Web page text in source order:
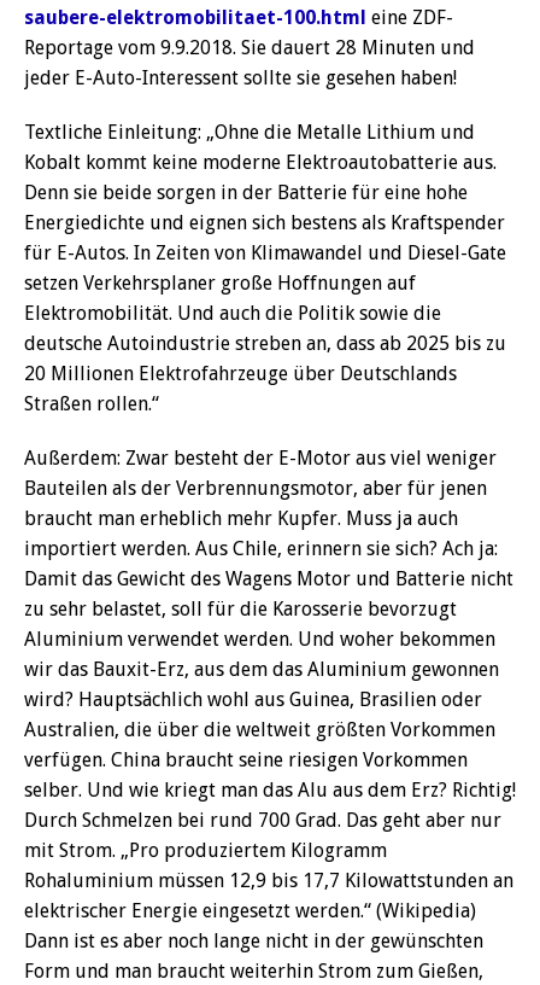
saubere-elektromobilitaet-100.html eine ZDF-
Reportage vom 9.9.2018. Sie dauert 28 Minuten und
jeder E-Auto-Interessent sollte sie gesehen haben!
Textliche Einleitung: „Ohne die Metalle Lithium und
Kobalt kommt keine moderne Elektroautobatterie aus.
Denn sie beide sorgen in der Batterie für eine hohe
Energiedichte und eignen sich bestens als Kraftspender
für E-Autos. In Zeiten von Klimawandel und Diesel-Gate
setzen Verkehrsplaner große Hoffnungen auf
Elektromobilität. Und auch die Politik sowie die
deutsche Autoindustrie streben an, dass ab 2025 bis zu
20 Millionen Elektrofahrzeuge über Deutschlands
Straßen rollen.“
Außerdem: Zwar besteht der E-Motor aus viel weniger
Bauteilen als der Verbrennungsmotor, aber für jenen
braucht man erheblich mehr Kupfer. Muss ja auch
importiert werden. Aus Chile, erinnern sie sich? Ach ja:
Damit das Gewicht des Wagens Motor und Batterie nicht
zu sehr belastet, soll für die Karosserie bevorzugt
Aluminium verwendet werden. Und woher bekommen
wir das Bauxit-Erz, aus dem das Aluminium gewonnen
wird? Hauptsächlich wohl aus Guinea, Brasilien oder
Australien, die über die weltweit größten Vorkommen
verfügen. China braucht seine riesigen Vorkommen
selber. Und wie kriegt man das Alu aus dem Erz? Richtig!
Durch Schmelzen bei rund 700 Grad. Das geht aber nur
mit Strom. „Pro produziertem Kilogramm
Rohaluminium müssen 12,9 bis 17,7 Kilowattstunden an
elektrischer Energie eingesetzt werden.“ (Wikipedia)
Dann ist es aber noch lange nicht in der gewünschten
Form und man braucht weiterhin Strom zum Gießen,